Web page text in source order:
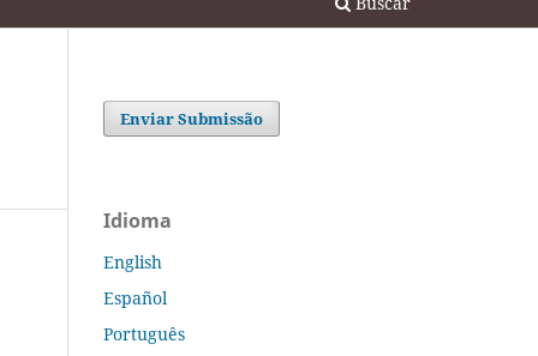
Enviar Submissão
Idioma
English
Español
Português